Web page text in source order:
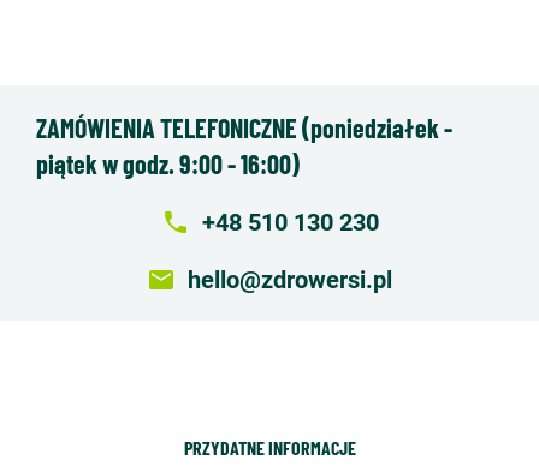
ZAMÓWIENIA TELEFONICZNE (poniedziałek -
piątek w godz. 9:00 - 16:00)
local_phone +48 510 130 230
email hello@zdrowersi.pl
PRZYDATNE INFORMACJE